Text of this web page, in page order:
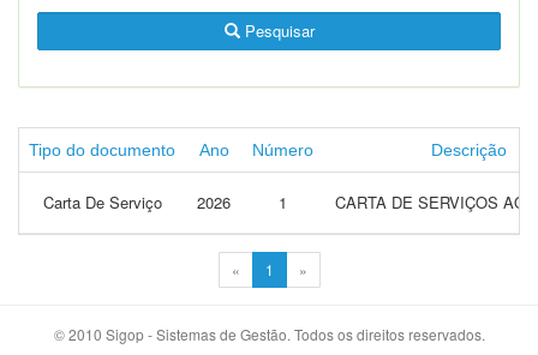
Pesquisar
Tipo do documento Ano Número Descrição
Carta De Serviço 2026 1 CARTA DE SERVIÇOS AO
« 1 »
© 2010 Sigop - Sistemas de Gestão. Todos os direitos reservados.